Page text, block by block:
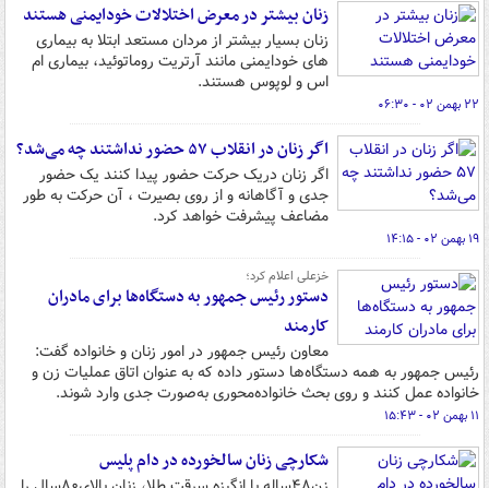
زنان بیشتر در معرض اختلالات خودایمنی هستند
زنان بسیار بیشتر از مردان مستعد ابتلا به بیماری
های خودایمنی مانند آرتریت روماتوئید، بیماری ام
اس و لوپوس هستند.
۲۲ بهمن ۰۲ - ۰۶:۳۰
اگر زنان در انقلاب ۵۷ حضور نداشتند چه می‌شد؟
اگر زنان دریک حرکت حضور پیدا کنند یک حضور
جدی و آگاهانه و از روی بصیرت ، آن حرکت به طور
مضاعف پیشرفت خواهد کرد.
۱۹ بهمن ۰۲ - ۱۴:۱۵
خزعلی اعلام کرد؛
دستور رئیس جمهور به دستگاه‌ها برای مادران
کارمند
معاون رئیس جمهور در امور زنان و خانواده گفت:
رئیس جمهور به همه دستگاه‌ها دستور داده‌ که به عنوان اتاق عملیات زن و
خانواده عمل کنند و روی بحث خانواده‌محوری به‌صورت جدی وارد شوند.
۱۱ بهمن ۰۲ - ۱۵:۴۳
شکارچی زنان سالخورده در دام پلیس